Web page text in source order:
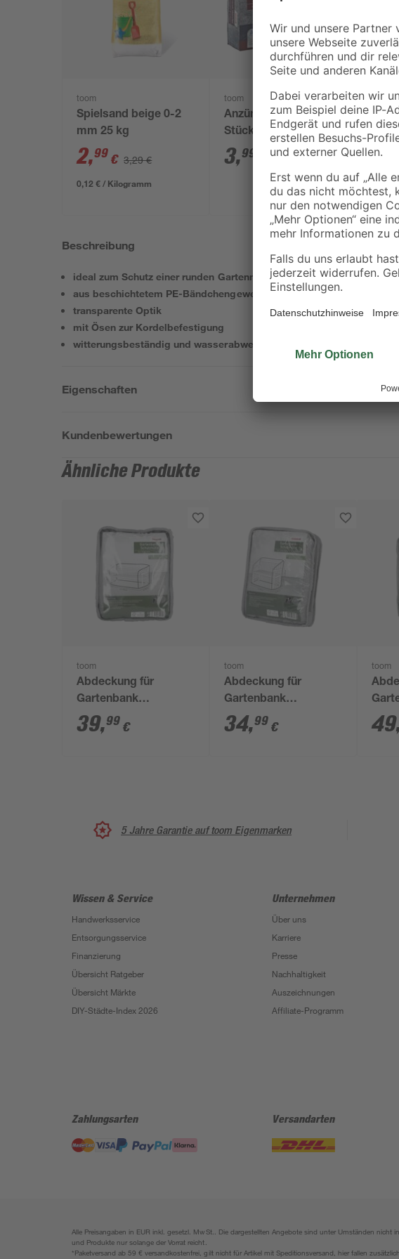
toom
Spielsand beige 0-2
mm 25 kg
2,99 € 3,29 €
0,12 € / Kilogramm
toom
Anzündwürfel 64
Stück
3,99
94 x
299
Beschreibung
ideal zum Schutz einer runden Gartenmöbelgruppe
aus beschichtetem PE-Bändchengewebe
transparente Optik
mit Ösen zur Kordelbefestigung
witterungsbeständig und wasserabweisend
Eigenschaften
Kundenbewertungen
Ähnliche Produkte
toom
Abdeckung für
Gartenbank
wasserabweisend
170 x 100 x 70 cm
39,99 €
toom
Abdeckung für
Gartenbank
wasserabweisend
130 x 80 x 60 cm
34,99 €
toom
150
49
5 Jahre Garantie auf toom Eigenmarken
Wissen & Service
Handwerksservice
Entsorgungsservice
Finanzierung
Übersicht Ratgeber
Übersicht Märkte
DIY-Städte-Index 2026
Unternehmen
Über uns
Karriere
Presse
Nachhaltigkeit
Auszeichnungen
Affiliate-Programm
Zahlungsarten Versandarten
Alle Preisangaben in EUR inkl. gesetzl. MwSt.. Die dargestellten Angebote sind unter Umständen
und Produkte nur solange der Vorrat reicht.
*Paketversand ab 59 € versandkostenfrei, gilt nicht für Artikel mit Speditionsversand, hier fallen